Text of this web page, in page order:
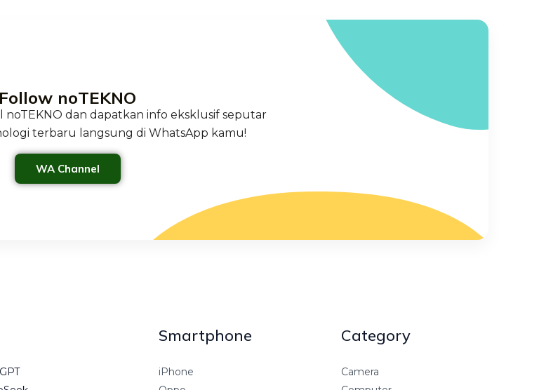
Follow noTEKNO
noTEKNO dan dapatkan info eksklusif seputar
terbaru langsung di WhatsApp kamu!
WA Channel
Smartphone
iPhone
Category
Camera